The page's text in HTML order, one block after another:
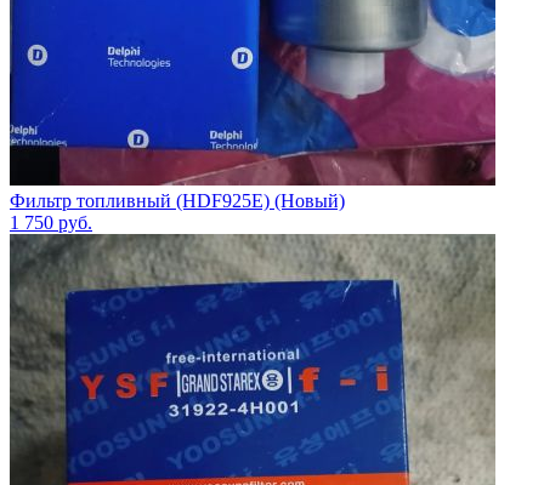
Фильтр топливный (HDF925E) (Новый)
1 750 руб.